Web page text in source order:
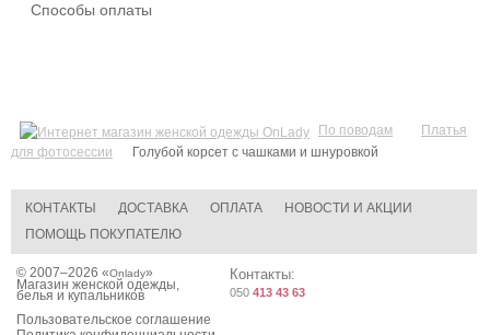
Способы оплаты
По поводам
Платья
для фотосессии
Голубой корсет с чашками и шнуровкой
КОНТАКТЫ ДОСТАВКА ОПЛАТА
НОВОСТИ И АКЦИИ
ПОМОЩЬ ПОКУПАТЕЛЮ
© 2007–2026 «Onlady»
Магазин женской одежды,
белья и купальников
Пользовательское соглашение
Контакты:
050 413 43 63